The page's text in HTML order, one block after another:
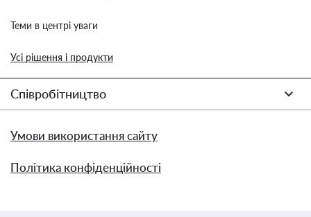
Теми в центрі уваги
Усі рішення і продукти
Співробітництво
Умови використання сайту
Політика конфіденційності